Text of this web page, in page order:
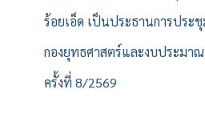
ร้อยเอ็ด เป็นประธานการประ
กองยุทธศาสตร์และงบประมาณ
ครั้งที่ 8/2569